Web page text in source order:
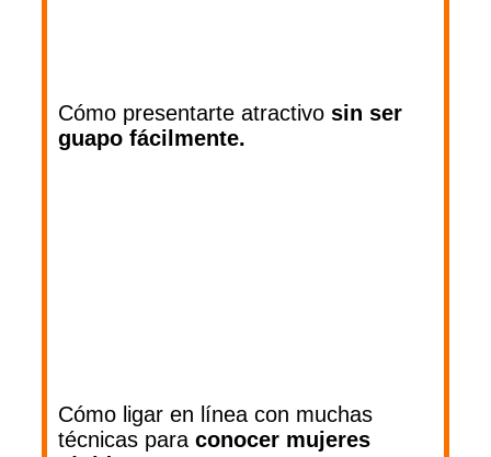
Cómo presentarte atractivo sin ser
guapo fácilmente.
Cómo ligar en línea con muchas
técnicas para conocer mujeres